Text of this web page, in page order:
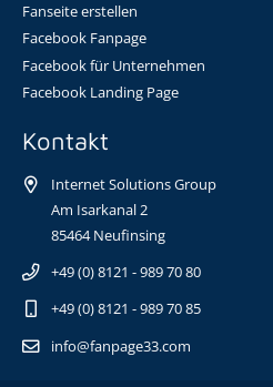
Fanseite erstellen
Facebook Fanpage
Facebook für Unternehmen
Facebook Landing Page
Kontakt
Internet Solutions Group
Am Isarkanal 2
85464 Neufinsing
+49 (0) 8121 - 989 70 80
+49 (0) 8121 - 989 70 85
info@fanpage33.com